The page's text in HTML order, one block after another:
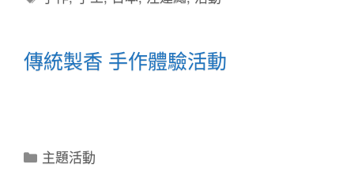
傳統製香 手作體驗活動
主題活動